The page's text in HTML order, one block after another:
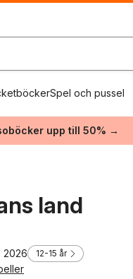
Spel och pussel
upp till 50% →
land
2026
12-15 år